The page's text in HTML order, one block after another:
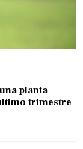
planta
trimestre